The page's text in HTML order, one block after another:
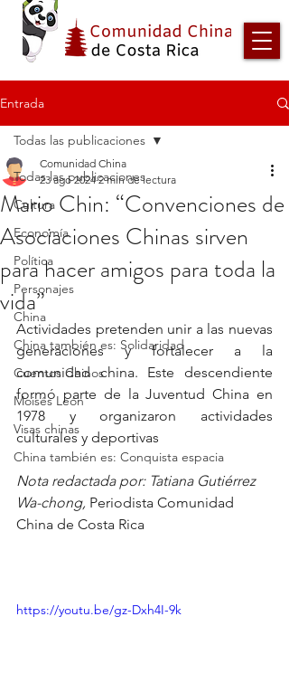
Entrada
Todas las publicaciones
Cultura
Economía
Política
Personajes
China
China también es: Solidaridad
Cuentos Chinos
Moisés León
Visas chinas
China también es: Conquista espacia
Todas las publicaciones
Mario Chin: “Convenciones de
Asociaciones Chinas sirven
para hacer amigos para toda la
vida”
Comunidad China
23 ago 2024 2 min de lectura
Actividades pretenden unir a las nuevas
generaciones y fortalecer a la
comunidad china. Este descendiente
formó parte de la Juventud China en
1978 y organizaron actividades
culturales y deportivas
Nota redactada por: Tatiana Gutiérrez
Wa-chong, Periodista Comunidad
China de Costa Rica
https://youtu.be/gz-Dxh4I-9k